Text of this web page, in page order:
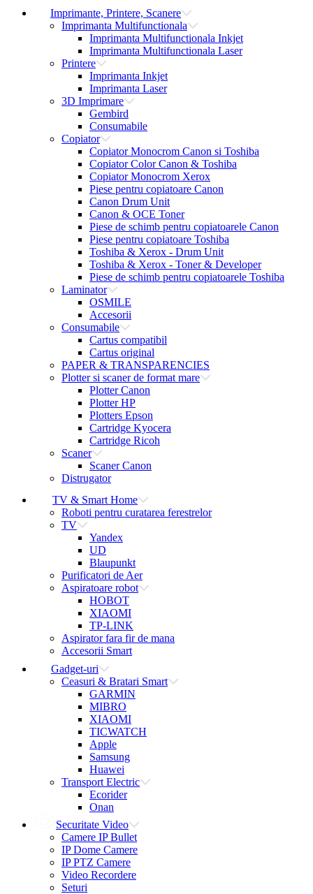
Imprimante, Printere, Scanere
Imprimanta Multifunctionala
Imprimanta Multifunctionala Inkjet
Imprimanta Multifunctionala Laser
Printere
Imprimanta Inkjet
Imprimanta Laser
3D Imprimare
Gembird
Consumabile
Copiator
Copiator Monocrom Canon si Toshiba
Copiator Color Canon & Toshiba
Copiator Monocrom Xerox
Piese pentru copiatoare Canon
Canon Drum Unit
Canon & OCE Toner
Piese de schimb pentru copiatoarele Canon
Piese pentru copiatoare Toshiba
Toshiba & Xerox - Drum Unit
Toshiba & Xerox - Toner & Developer
Piese de schimb pentru copiatoarele Toshiba
Laminator
OSMILE
Accesorii
Consumabile
Cartus compatibil
Cartus original
PAPER & TRANSPARENCIES
Plotter si scaner de format mare
Plotter Canon
Plotter HP
Plotters Epson
Cartridge Kyocera
Cartridge Ricoh
Scaner
Scaner Canon
Distrugator
TV & Smart Home
Roboti pentru curatarea ferestrelor
TV
Yandex
UD
Blaupunkt
Purificatori de Aer
Aspiratoare robot
HOBOT
XIAOMI
TP-LINK
Aspirator fara fir de mana
Accesorii Smart
Gadget-uri
Ceasuri & Bratari Smart
GARMIN
MIBRO
XIAOMI
TICWATCH
Apple
Samsung
Huawei
Transport Electric
Ecorider
Onan
Securitate Video
Camere IP Bullet
IP Dome Camere
IP PTZ Camere
Video Recordere
Seturi